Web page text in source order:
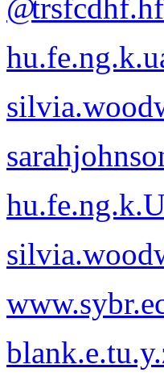
silvia.wood
silvia.wood
blank.e.tu